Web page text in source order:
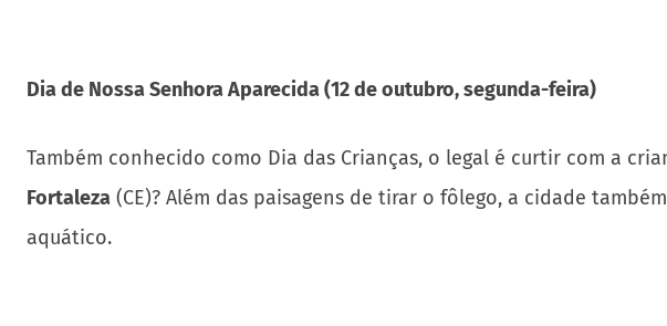
Dia de Nossa Senhora Aparecida (12 de outubro, segunda-feira)
Também conhecido como Dia das Crianças, o legal é curtir com a
Fortaleza (CE)? Além das paisagens de tirar o fôlego, a cidade
aquático.